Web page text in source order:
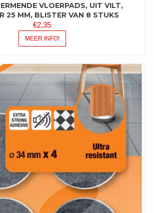
VLOERPADS, UIT VILT,
25 MM, BLISTER VAN 8 STUKS
€2,35
MEER INFO!